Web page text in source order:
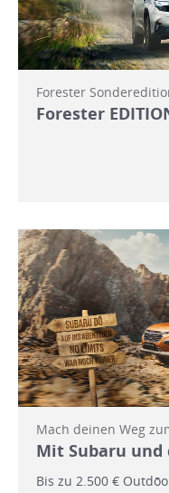
Forester
Forester
Mach deinen Weg
Mit Subaru und
Bis zu 2.500 €